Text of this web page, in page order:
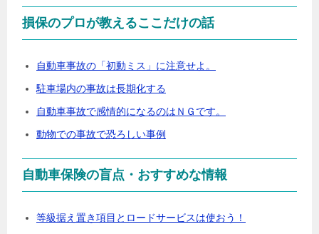
損保のプロが教えるここだけの話
自動車事故の「初動ミス」に注意せよ。
駐車場内の事故は長期化する
自動車事故で感情的になるのはＮＧです。
動物での事故で恐ろしい事例
自動車保険の盲点・おすすめな情報
等級据え置き項目とロードサービスは使おう！